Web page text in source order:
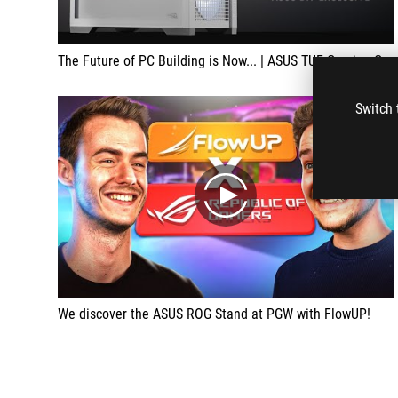
Switch
The Future of PC Building is Now... | ASUS TUF Gaming GT302 ARGB | RTX 4070 Ti Super BTF White
play
We discover the ASUS ROG Stand at PGW with FlowUP!